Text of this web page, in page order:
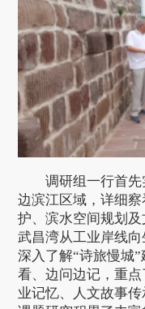
调研组一行首
边滨江区域，详细
护、滨水空间规划
武昌湾从工业岸线
深入了解“诗旅慢城
看、边问边记，重
业记忆、人文故事